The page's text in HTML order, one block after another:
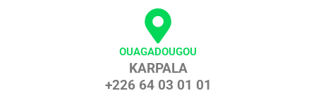
OUAGADOUGOU
KARPALA
+226 64 03 01 01